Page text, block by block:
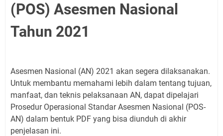
(POS) Asesmen Nasional
Tahun 2021
Asesmen Nasional (AN) 2021 akan segera dilaksanakan.
Untuk membantu memahami lebih dalam tentang tujuan,
manfaat, dan teknis pelaksanaan AN, dapat dipelajari
Prosedur Operasional Standar Asesmen Nasional (POS-
AN) dalam bentuk PDF yang bisa diunduh di akhir
penjelasan ini.